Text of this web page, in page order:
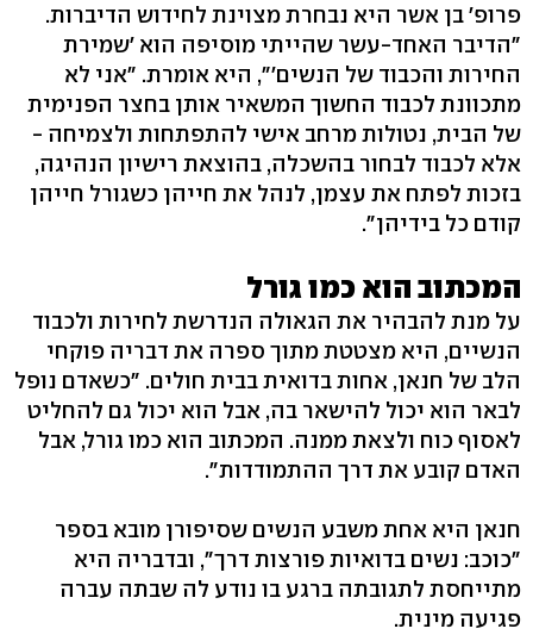
פרופ' בן אשר היא נבחרת מצוינת לחידוש הדיברות.
"הדיבר האחד-עשר שהייתי מוסיפה הוא 'שמירת
החירות והכבוד של הנשים'", היא אומרת. "אני לא
מתכוונת לכבוד החשוך המשאיר אותן בחצר הפנימית
של הבית, נטולות מרחב אישי להתפתחות ולצמיחה -
אלא לכבוד לבחור בהשכלה, בהוצאת רישיון הנהיגה,
בזכות לפתח את עצמן, לנהל את חייהן כשגורל חייהן
קודם כל בידיהן".
המכתוב הוא כמו גורל
על מנת להבהיר את הגאולה הנדרשת לחירות ולכבוד
הנשיים, היא מצטטת מתוך ספרה את דבריה פוקחי
הלב של חנאן, אחות בדואית בבית חולים. "כשאדם נופל
לבאר הוא יכול להישאר בה, אבל הוא יכול גם להחליט
לאסוף כוח ולצאת ממנה. המכתוב הוא כמו גורל, אבל
האדם קובע את דרך ההתמודדות".
חנאן היא אחת משבע הנשים שסיפורן מובא בספר
"כוכב: נשים בדואיות פורצות דרך", ובדבריה היא
מתייחסת לתגובתה ברגע בו נודע לה שבתה עברה
פגיעה מינית.